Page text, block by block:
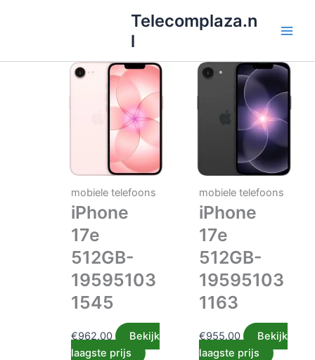
inhoud
Telecomplaza.n
l
mobiele telefoons
iPhone
17e
512GB-
19595103
1545
€962.00
Bekijk
laagste prijs
mobiele telefoons
iPhone
17e
512GB-
19595103
1163
€955.00
Bekijk
laagste prijs